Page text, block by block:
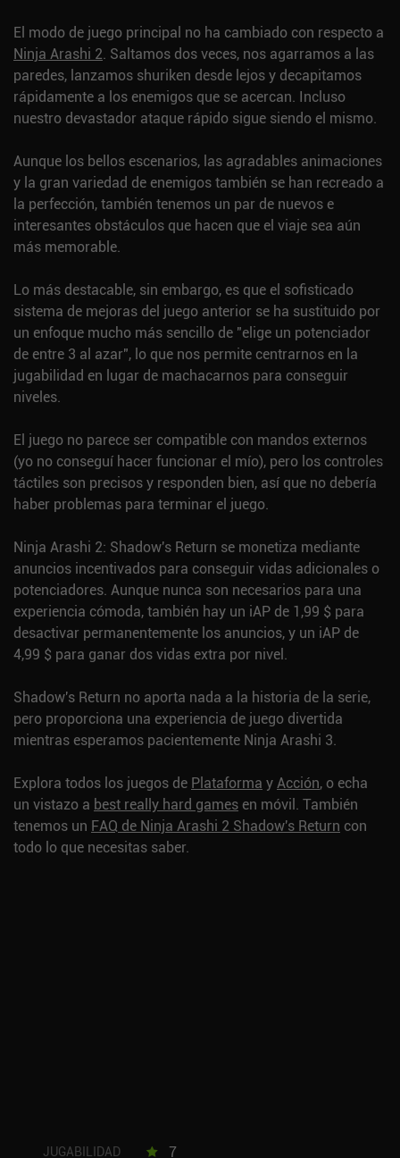
El modo de juego principal no ha cambiado con respecto a
Ninja Arashi 2. Saltamos dos veces, nos agarramos a las
paredes, lanzamos shuriken desde lejos y decapitamos
rápidamente a los enemigos que se acercan. Incluso
nuestro devastador ataque rápido sigue siendo el mismo.
Aunque los bellos escenarios, las agradables animaciones
y la gran variedad de enemigos también se han recreado a
la perfección, también tenemos un par de nuevos e
interesantes obstáculos que hacen que el viaje sea aún
más memorable.
Lo más destacable, sin embargo, es que el sofisticado
sistema de mejoras del juego anterior se ha sustituido por
un enfoque mucho más sencillo de "elige un potenciador
de entre 3 al azar", lo que nos permite centrarnos en la
jugabilidad en lugar de machacarnos para conseguir
niveles.
El juego no parece ser compatible con mandos externos
(yo no conseguí hacer funcionar el mío), pero los controles
táctiles son precisos y responden bien, así que no debería
haber problemas para terminar el juego.
Ninja Arashi 2: Shadow's Return se monetiza mediante
anuncios incentivados para conseguir vidas adicionales o
potenciadores. Aunque nunca son necesarios para una
experiencia cómoda, también hay un iAP de 1,99 $ para
desactivar permanentemente los anuncios, y un iAP de
4,99 $ para ganar dos vidas extra por nivel.
Shadow's Return no aporta nada a la historia de la serie,
pero proporciona una experiencia de juego divertida
mientras esperamos pacientemente Ninja Arashi 3.
Explora todos los juegos de Plataforma yAcción, o echa
un vistazo a best really hard games en móvil. También
tenemos un FAQ de Ninja Arashi 2 Shadow's Return con
todo lo que necesitas saber.
JUGABILIDAD 7